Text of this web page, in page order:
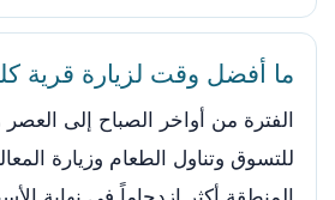
ما أفضل وقت لزيارة قرية
الفترة من أواخر الصباح إلى
للتسوق وتناول الطعام وزيارة